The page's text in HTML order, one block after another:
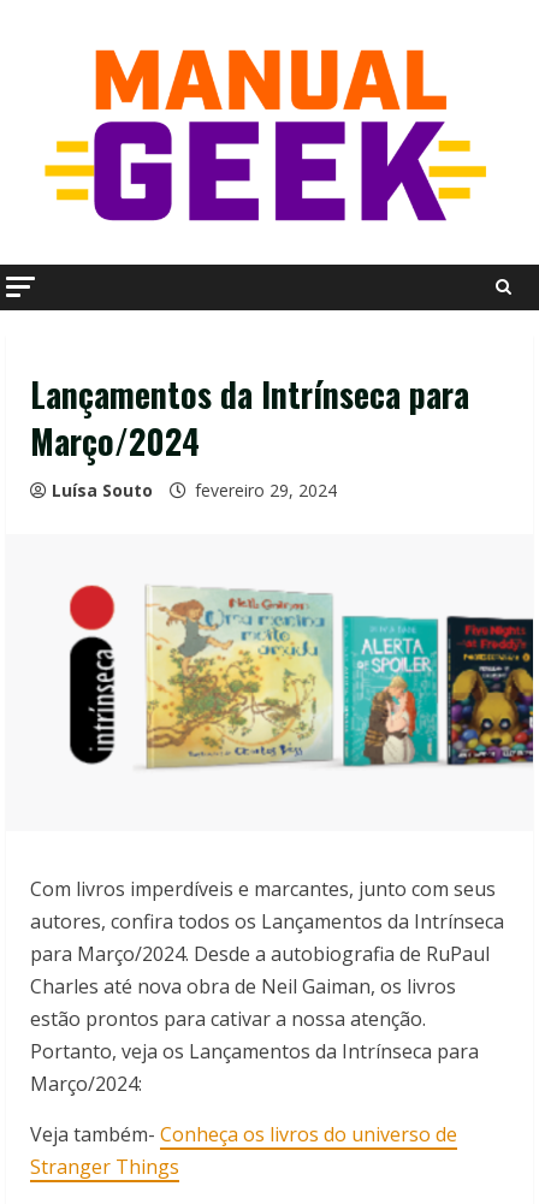
Lançamentos da Intrínseca para
Março/2024
Luísa Souto fevereiro 29, 2024
Com livros imperdíveis e marcantes, junto com seus
autores, confira todos os Lançamentos da Intrínseca
para Março/2024. Desde a autobiografia de RuPaul
Charles até nova obra de Neil Gaiman, os livros
estão prontos para cativar a nossa atenção.
Portanto, veja os Lançamentos da Intrínseca para
Março/2024:
Veja também- Conheça os livros do universo de
Stranger Things